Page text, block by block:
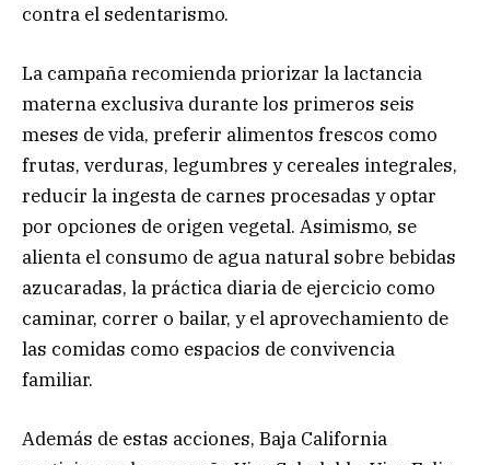
contra el sedentarismo.
La campaña recomienda priorizar la lactancia
materna exclusiva durante los primeros seis
meses de vida, preferir alimentos frescos como
frutas, verduras, legumbres y cereales integrales,
reducir la ingesta de carnes procesadas y optar
por opciones de origen vegetal. Asimismo, se
alienta el consumo de agua natural sobre bebidas
azucaradas, la práctica diaria de ejercicio como
caminar, correr o bailar, y el aprovechamiento de
las comidas como espacios de convivencia
familiar.
Además de estas acciones, Baja California